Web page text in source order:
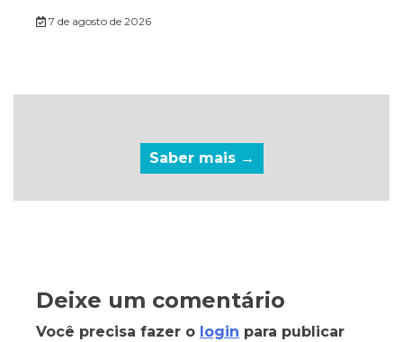
7 de agosto de 2026
Saber mais →
Deixe um comentário
Você precisa fazer o login para publicar